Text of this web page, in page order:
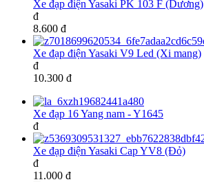
Xe đạp điện Yasaki PK 103 F (Dương)
đ
8.600 đ
Xe đạp điện Yasaki V9 Led (Xi mang)
đ
10.300 đ
Xe đạp 16 Yang nam - Y1645
đ
Xe đạp điện Yasaki Cap YV8 (Đỏ)
đ
11.000 đ